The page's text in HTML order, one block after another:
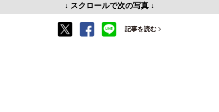
↓ スクロールで次の写真 ↓
記事を読む